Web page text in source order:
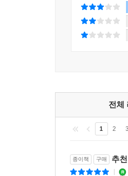
전체
1 2 3
종이책 구매 추